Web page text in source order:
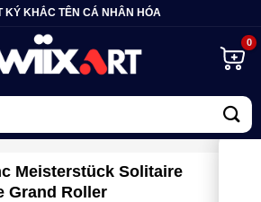
KÝ KHẮC TÊN CÁ NHÂN HÓA
Meisterstück Solitaire
Grand Roller